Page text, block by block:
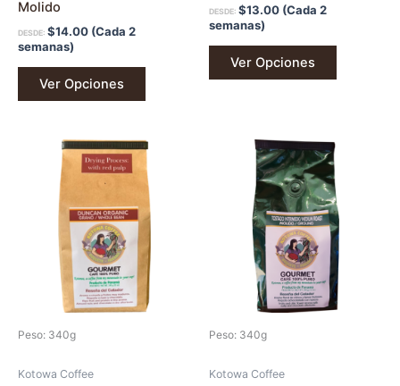
Molido
DESDE: $14.00 (Cada 2
semanas)
Ver Opciones
DESDE: $13.00 (Cada 2
semanas)
Ver Opciones
Peso: 340g
Kotowa Coffee
Peso: 340g
Kotowa Coffee
tiene
múltiples
variantes.
Las
opciones
se